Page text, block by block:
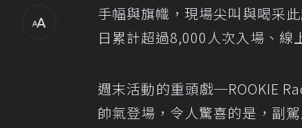
手幅與旗幟，現場尖叫與喝采
日累計超過8,000人次入場、線
週末活動的重頭戲─ROOKIE
帥氣登場，令人驚喜的是，副